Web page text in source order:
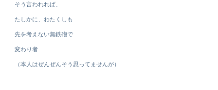
そう言われれば、
たしかに、わたくしも
先を考えない無鉄砲で
変わり者
（本人はぜんぜんそう思ってませんが）